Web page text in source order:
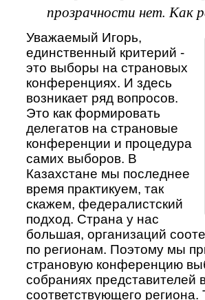
прозрачности нет. Как
Уважаемый Игорь,
единственный критерий -
это выборы на страновых
конференциях. И здесь
возникает ряд вопросов.
Это как формировать
делегатов на страновые
конференции и процедура
самих выборов. В
Казахстане мы последнее
время практикуем, так
скажем, федералистский
подход. Страна у нас
большая, организаций
по регионам. Поэтому мы
страновую конференцию
собраниях представителей
соответствующего